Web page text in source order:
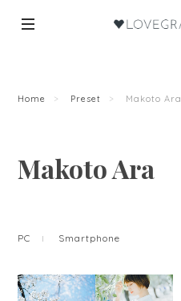
Home Preset Makoto Ara
Makoto Ara
PC Smartphone